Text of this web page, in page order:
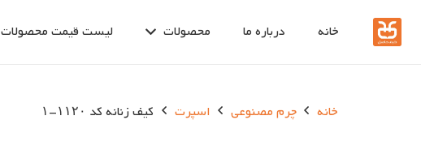
خانه درباره ما محصولات لیست قیمت محصولات
خانه چرم مصنوعی اسپرت کیف زنانه کد ۱۱۲۰-۱